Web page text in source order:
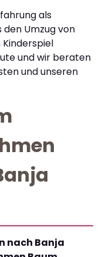
als
den Umzug von
Kinderspiel
und wir beraten
und unseren
nach Banja